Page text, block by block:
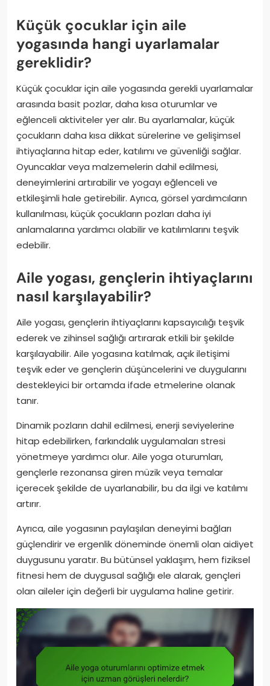
Küçük çocuklar için aile
yogasında hangi uyarlamalar
gereklidir?
Küçük çocuklar için aile yogasında gerekli uyarlamalar
arasında basit pozlar, daha kısa oturumlar ve
eğlenceli aktiviteler yer alır. Bu ayarlamalar, küçük
çocukların daha kısa dikkat sürelerine ve gelişimsel
ihtiyaçlarına hitap eder, katılımı ve güvenliği sağlar.
Oyuncaklar veya malzemelerin dahil edilmesi,
deneyimlerini artırabilir ve yogayı eğlenceli ve
etkileşimli hale getirebilir. Ayrıca, görsel yardımcıların
kullanılması, küçük çocukların pozları daha iyi
anlamalarına yardımcı olabilir ve katılımlarını teşvik
edebilir.
Aile yogası, gençlerin ihtiyaçlarını
nasıl karşılayabilir?
Aile yogası, gençlerin ihtiyaçlarını kapsayıcılığı teşvik
ederek ve zihinsel sağlığı artırarak etkili bir şekilde
karşılayabilir. Aile yogasına katılmak, açık iletişimi
teşvik eder ve gençlerin düşüncelerini ve duygularını
destekleyici bir ortamda ifade etmelerine olanak
tanır.
Dinamik pozların dahil edilmesi, enerji seviyelerine
hitap edebilirken, farkındalık uygulamaları stresi
yönetmeye yardımcı olur. Aile yoga oturumları,
gençlerle rezonansa giren müzik veya temalar
içerecek şekilde de uyarlanabilir, bu da ilgi ve katılımı
artırır.
Ayrıca, aile yogasının paylaşılan deneyimi bağları
güçlendirir ve ergenlik döneminde önemli olan aidiyet
duygusunu yaratır. Bu bütünsel yaklaşım, hem fiziksel
fitnesi hem de duygusal sağlığı ele alarak, gençleri
olan aileler için değerli bir uygulama haline getirir.